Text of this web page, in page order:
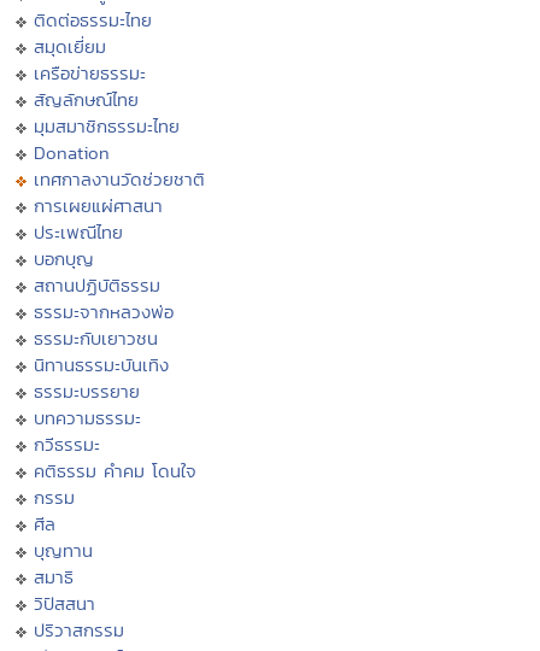
ติดต่อธรรมะไทย
สมุดเยี่ยม
เครือข่ายธรรมะ
สัญลักษณ์ไทย
มุมสมาชิกธรรมะไทย
Donation
เทศกาลงานวัดช่วยชาติ
การเผยแผ่ศาสนา
ประเพณีไทย
บอกบุญ
สถานปฏิบัติธรรม
ธรรมะจากหลวงพ่อ
ธรรมะกับเยาวชน
นิทานธรรมะบันเทิง
ธรรมะบรรยาย
บทความธรรมะ
กวีธรรมะ
คติธรรม คำคม โดนใจ
กรรม
ศีล
บุญทาน
สมาธิ
วิปัสสนา
ปริวาสกรรม